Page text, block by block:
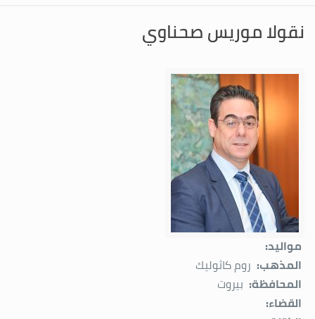
نقولا موريس صحناوي
مواليد:
المذهب: روم كاثوليك
المحافظة: بيروت
القضاء: